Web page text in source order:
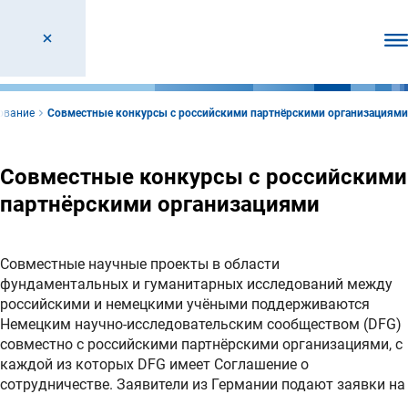
Совместные конкурсы с российскими партнёрскими организациями
Совместные конкурсы с российскими
партнёрскими организациями
Совместные научные проекты в области
фундаментальных и гуманитарных исследований между
российскими и немецкими учёными поддерживаются
Немецким научно-исследовательским сообществом (DFG)
совместно с российскими партнёрскими организациями, с
каждой из которых DFG имеет Соглашение о
сотрудничестве. Заявители из Германии подают заявки на